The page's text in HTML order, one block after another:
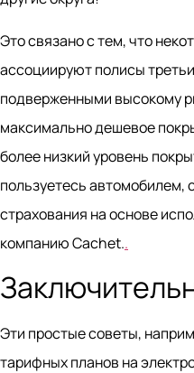
Это связано с тем, что
ассоциируют полисы
подверженными высокому
максимально дешевое
более низкий уровень
пользуетесь автомобилем,
страхования на основе
компанию Cachet..
Эти простые советы,
тарифных планов на